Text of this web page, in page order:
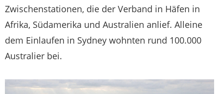
Zwischenstationen, die der Verband in Häfen in
Afrika, Südamerika und Australien anlief. Alleine
dem Einlaufen in Sydney wohnten rund 100.000
Australier bei.